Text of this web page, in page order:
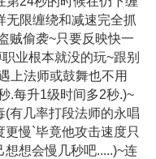
无限缠绕和减速完全抓
贼偷袭~只要反映快一
业根本就没的玩~跟别
上法师或鼓舞也不用
.每升1级时间多2秒.)~
(有几率打段法师的永唱
慢`毕竟他攻击速度只
想会慢几秒吧.....)~连